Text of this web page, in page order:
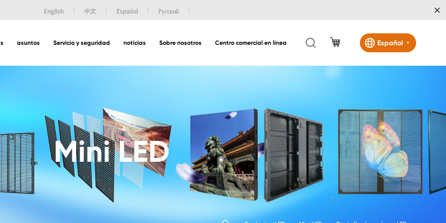
English 中文 Español Русский ×
asuntos Servicio y seguridad noticias Sobre nosotros Centro comercial en línea Español ▼
Mini LED